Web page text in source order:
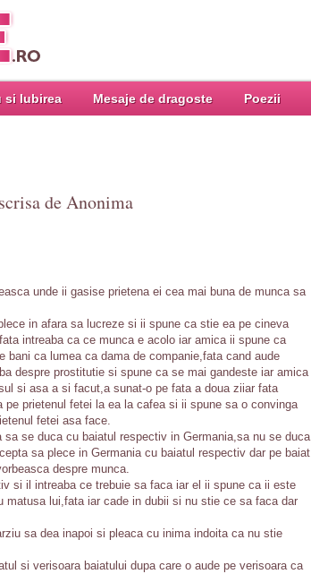
si Iubirea Mesaje de dragoste Poezii
de Anonima
unde ii gasise prietena ei cea mai buna de munca sa
in afara sa lucreze si ii spune ca stie ea pe cineva
intreaba ca ce munca e acolo iar amica ii spune ca
ca lumea ca dama de companie,fata cand aude
despre prostitutie si spune ca se mai gandeste iar amica
si asa a si facut,a sunat-o pe fata a doua ziiar fata
prietenul fetei la ea la cafea si ii spune sa o convinga
fetei asa face.
se duca cu baiatul respectiv in Germania,sa nu se duca
sa plece in Germania cu baiatul respectiv dar pe baiat
despre munca.
si il intreaba ce trebuie sa faca iar el ii spune ca ii este
lui,fata iar cade in dubii si nu stie ce sa faca dar
sa dea inapoi si pleaca cu inima indoita ca nu stie
si verisoara baiatului dupa care o aude pe verisoara ca